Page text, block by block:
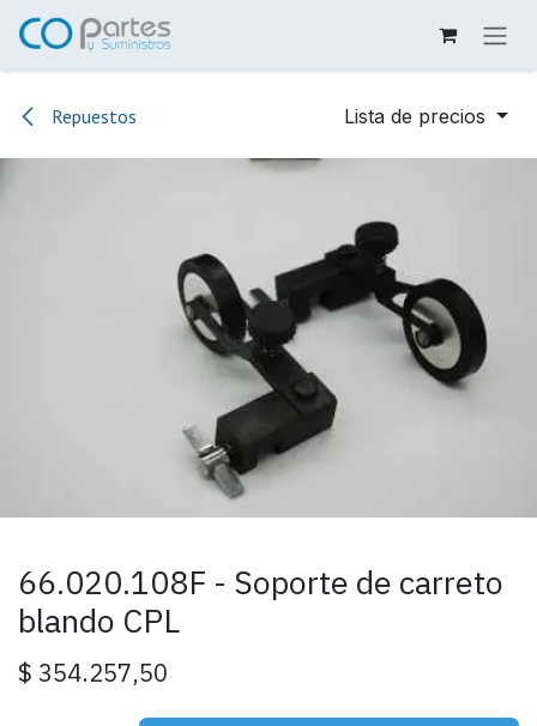
Ir al contenido
Repuestos Lista de precios
66.020.108F - Soporte de carreto
blando CPL
$ 354.257,50